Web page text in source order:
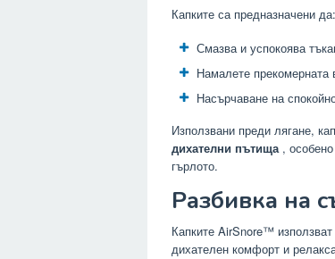
Капките са предназначени да:
Смазва и успокоява
Намалете прекомерната
Насърчаване на
Използвани преди лягане,
дихателни пътища, особено
гърлото.
Разбивка на
Капките AirSnore™
дихателен комфорт и